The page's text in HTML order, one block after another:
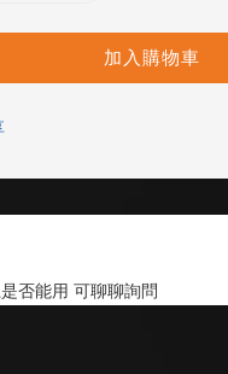
加入購物車
否能用 可聊聊詢問